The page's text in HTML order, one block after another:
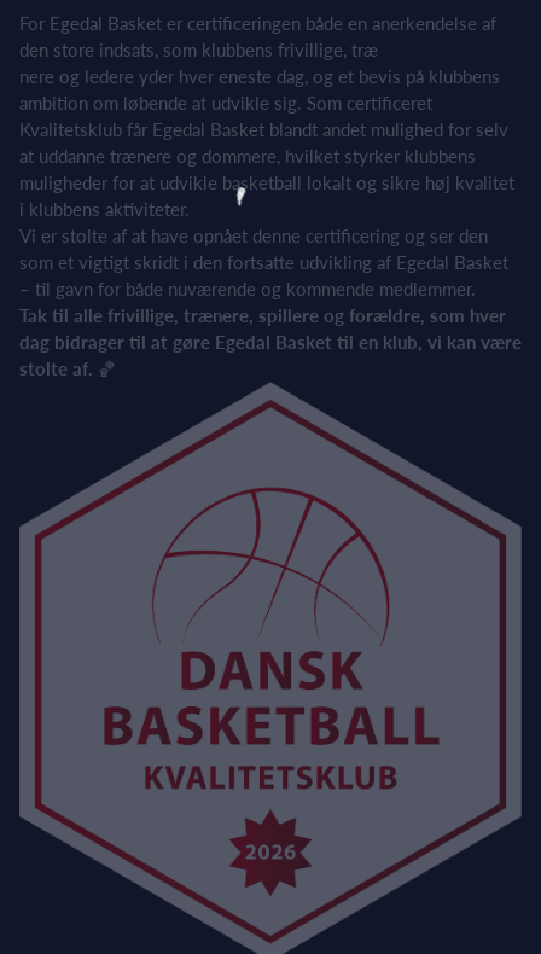
For Egedal Basket er certificeringen både en anerkendelse af
den store indsats, som klubbens frivillige, træ
nere og ledere yder hver eneste dag, og et bevis på klubbens
ambition om løbende at udvikle sig. Som certificeret
Kvalitetsklub får Egedal Basket blandt andet mulighed for selv
at uddanne trænere og dommere, hvilket styrker klubbens
muligheder for at udvikle basketball lokalt og sikre høj kvalitet
i klubbens aktiviteter.
Vi er stolte af at have opnået denne certificering og ser den
som et vigtigt skridt i den fortsatte udvikling af Egedal Basket
– til gavn for både nuværende og kommende medlemmer.
Tak til alle frivillige, trænere, spillere og forældre, som hver
dag bidrager til at gøre Egedal Basket til en klub, vi kan være
stolte af. 🏀